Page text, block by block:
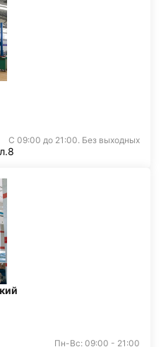
С 09:00 до 21:00. Без выходных
Пн-Вс: 09:00 - 21:00